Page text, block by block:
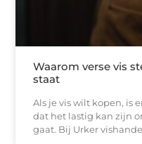
Waarom verse vis
staat
Als je vis wilt kopen, is
dat het lastig kan zijn
gaat. Bij Urker